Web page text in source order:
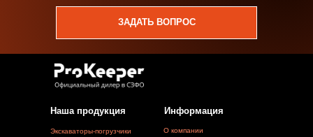
ЗАДАТЬ ВОПРОС
Наша продукция
Экскаваторы-погрузчики
Информация
О компании